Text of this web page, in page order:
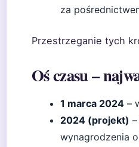
za
Przestrzeganie tych
Oś czasu –
1 marca 2024 –
2024 (projekt)
wynagrodzenia